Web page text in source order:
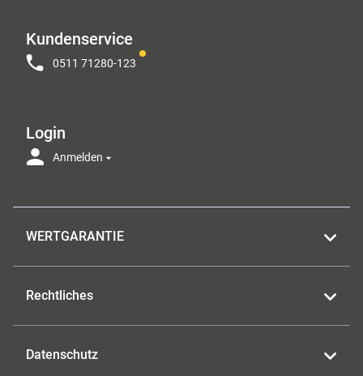
Kundenservice
0511 71280-123
Login
Anmelden
WERTGARANTIE
Rechtliches
Datenschutz